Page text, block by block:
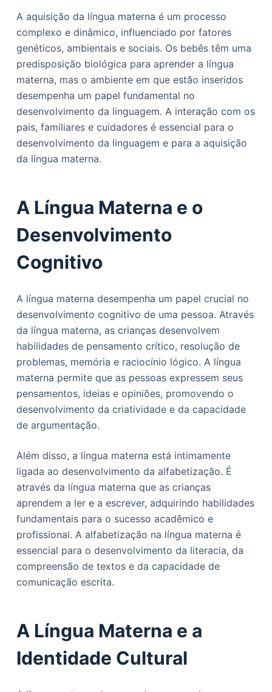
A aquisição da língua materna é um processo
complexo e dinâmico, influenciado por fatores
genéticos, ambientais e sociais. Os bebês têm uma
predisposição biológica para aprender a língua
materna, mas o ambiente em que estão inseridos
desempenha um papel fundamental no
desenvolvimento da linguagem. A interação com os
pais, familiares e cuidadores é essencial para o
desenvolvimento da linguagem e para a aquisição
da língua materna.
A Língua Materna e o
Desenvolvimento
Cognitivo
A língua materna desempenha um papel crucial no
desenvolvimento cognitivo de uma pessoa. Através
da língua materna, as crianças desenvolvem
habilidades de pensamento crítico, resolução de
problemas, memória e raciocínio lógico. A língua
materna permite que as pessoas expressem seus
pensamentos, ideias e opiniões, promovendo o
desenvolvimento da criatividade e da capacidade
de argumentação.
Além disso, a língua materna está intimamente
ligada ao desenvolvimento da alfabetização. É
através da língua materna que as crianças
aprendem a ler e a escrever, adquirindo habilidades
fundamentais para o sucesso acadêmico e
profissional. A alfabetização na língua materna é
essencial para o desenvolvimento da literacia, da
compreensão de textos e da capacidade de
comunicação escrita.
A Língua Materna e a
Identidade Cultural